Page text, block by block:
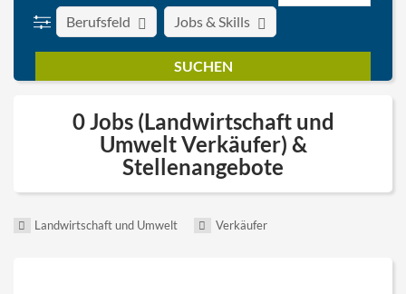
Berufsfeld Jobs & Skills
0 Jobs (Landwirtschaft und
Umwelt Verkäufer) &
Stellenangebote
Landwirtschaft und Umwelt Verkäufer